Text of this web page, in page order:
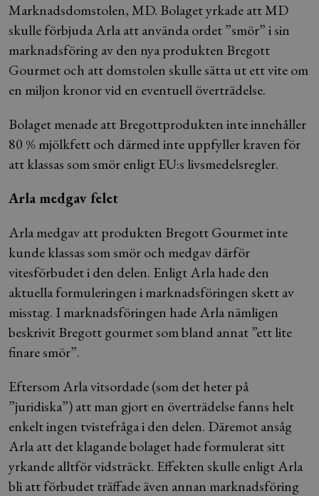
Marknadsdomstolen, MD. Bolaget yrkade att MD
skulle förbjuda Arla att använda ordet ”smör” i sin
marknadsföring av den nya produkten Bregott
Gourmet och att domstolen skulle sätta ut ett vite om
en miljon kronor vid en eventuell överträdelse.
Bolaget menade att Bregottprodukten inte innehåller
80 % mjölkfett och därmed inte uppfyller kraven för
att klassas som smör enligt EU:s livsmedelsregler.
Arla medgav felet
Arla medgav att produkten Bregott Gourmet inte
kunde klassas som smör och medgav därför
vitesförbudet i den delen. Enligt Arla hade den
aktuella formuleringen i marknadsföringen skett av
misstag. I marknadsföringen hade Arla nämligen
beskrivit Bregott gourmet som bland annat ”ett lite
finare smör”.
Eftersom Arla vitsordade (som det heter på
”juridiska”) att man gjort en överträdelse fanns helt
enkelt ingen tvistefråga i den delen. Däremot ansåg
Arla att det klagande bolaget hade formulerat sitt
yrkande alltför vidsträckt. Effekten skulle enligt Arla
bli att förbudet träffade även annan marknadsföring